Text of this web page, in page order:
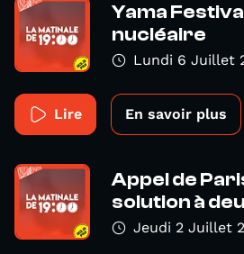
Yama
nucléaire
Lundi 6 Juillet
Lire En savoir plus
Appel de
solution à
Jeudi 2 Juillet